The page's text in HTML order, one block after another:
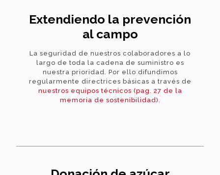
Extendiendo la prevención
al campo
La seguridad de nuestros colaboradores a lo
largo de toda la cadena de suministro es
nuestra prioridad. Por ello difundimos
regularmente directrices básicas a través de
nuestros equipos técnicos (pag. 27 de la
memoria de sostenibilidad).